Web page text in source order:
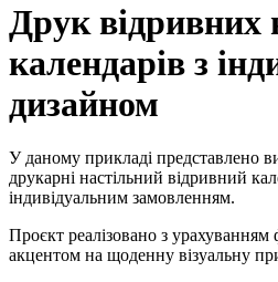
Друк відривних
календарів з
дизайном
У даному прикладі представлено
друкарні настільний відривний
індивідуальним замовленням.
Проєкт реалізовано з урахуванням
акцентом на щоденну візуальну